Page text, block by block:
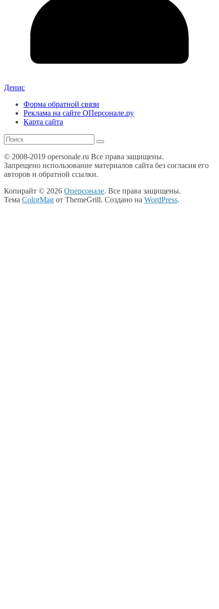
Денис
Форма обратной связи
Реклама на сайте ОПерсонале.ру
Карта сайта
© 2008-2019 opersonale.ru Все права защищены.
Запрещено использование материалов сайта без согласия его
авторов и обратной ссылки.
Копирайт © 2026 Оперсонале. Все права защищены.
Тема ColorMag от ThemeGrill. Создано на WordPress.